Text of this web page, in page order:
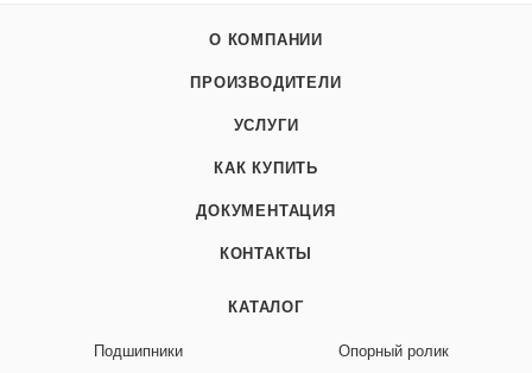
О КОМПАНИИ
ПРОИЗВОДИТЕЛИ
УСЛУГИ
КАК КУПИТЬ
ДОКУМЕНТАЦИЯ
КОНТАКТЫ
КАТАЛОГ
Подшипники
Опорный ролик